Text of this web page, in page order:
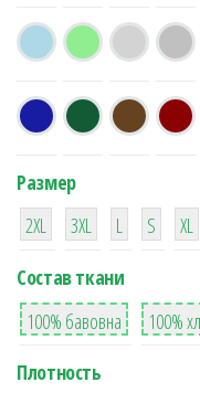
Размер
38
2XL
16
3XL
42
L
42
S XL
Состав ткани
8
100% бавовна
36
100%
Плотность